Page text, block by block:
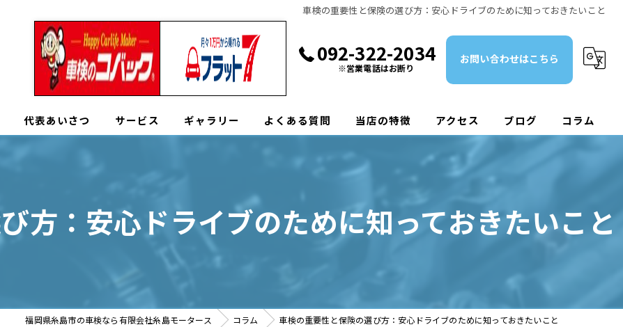
車検の重要性と保険の選び方：安心ドライブのために知っておきたいこと
092-322-2034
※営業電話はお断り
お問い合わせはこちら
代表あいさつ サービス ギャラリー よくある質問 当店の特徴
鈑金
修理
アクセス ブログ コラム
方：安心ドライブのために知っておきたいこと
福岡県糸島市の車検なら有限会社糸島モータース コラム 車検の重要性と保険の選び方：安心ドライブのために知っておきたいこと